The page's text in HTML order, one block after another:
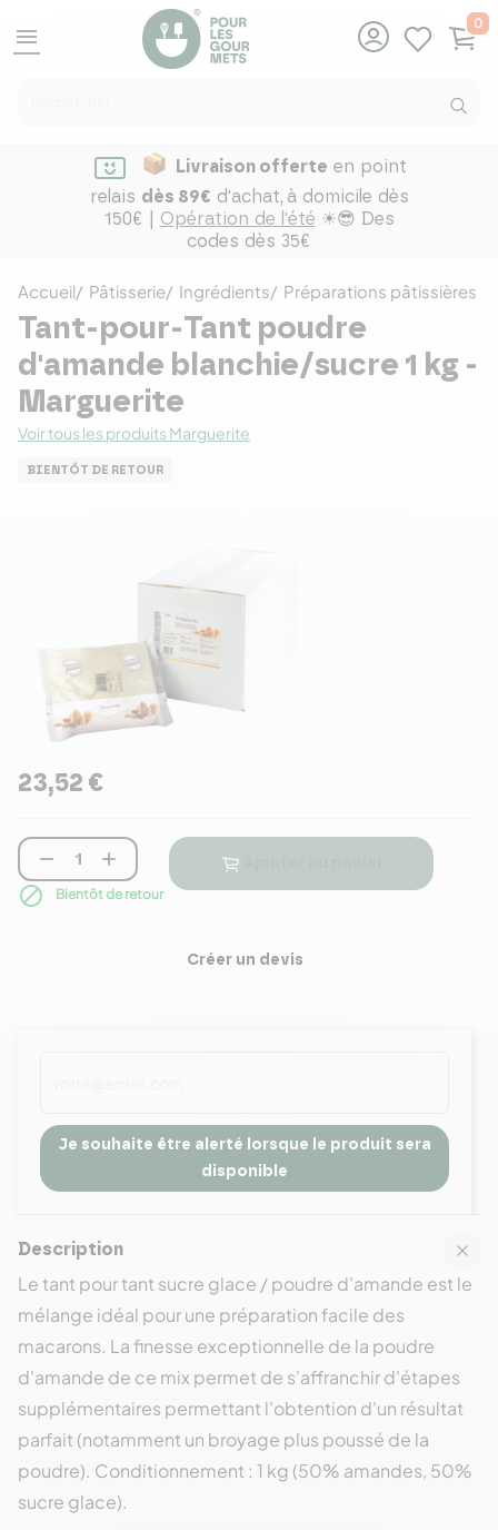
menu
0
Livraison offerte en point
relais dès 89€ d'achat, à domicile dès
150€ | Opération de l'été ☀😎 Des
codes dès 35€
Accueil Pâtisserie Ingrédients Préparations pâtissières
Tant-pour-Tant poudre
d'amande blanchie/sucre 1 kg -
Marguerite
Voir tous les produits Marguerite
BIENTÔT DE RETOUR
23,52 €
 
 Bientôt de retour
Créer un devis
Je souhaite être alerté lorsque le produit sera
disponible
Description
Le tant pour tant sucre glace / poudre d'amande est le
mélange idéal pour une préparation facile des
macarons. La finesse exceptionnelle de la poudre
d'amande de ce mix permet de s'affranchir d'étapes
supplémentaires permettant l'obtention d'un résultat
parfait (notamment un broyage plus poussé de la
poudre). Conditionnement : 1 kg (50% amandes, 50%
sucre glace).